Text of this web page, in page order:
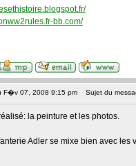
bb.com/
F�v 07, 2008 9:15 pm Sujet du
la peinture et les photos.
Adler se mixe bien avec les